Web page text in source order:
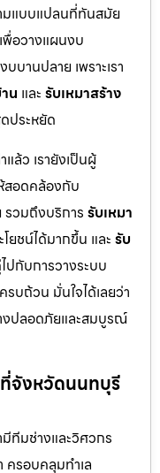
แบบแปลนที่ทันสมัย
เพื่อวางแผนงบ
านปลาย เพราะเรา
น และ รับเหมาสร้าง
ประหยัด
ล้ว เรายังเป็นผู้
สอดคล้องกับ
วมถึงบริการ รับเหมา
ยชน์ได้มากขึ้น และ รับ
ปกับการวางระบบ
รบถ้วน มั่นใจได้เลยว่า
งปลอดภัยและสมบูรณ์
จังหวัดนนทบุรี
มีทีมช่างและวิศวกร
ครอบคลุมทำเล